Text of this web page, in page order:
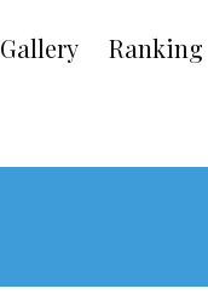
Gallery Ranking